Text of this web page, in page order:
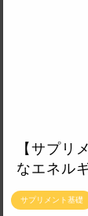
サプリメント基礎
【サプリ
なエネル